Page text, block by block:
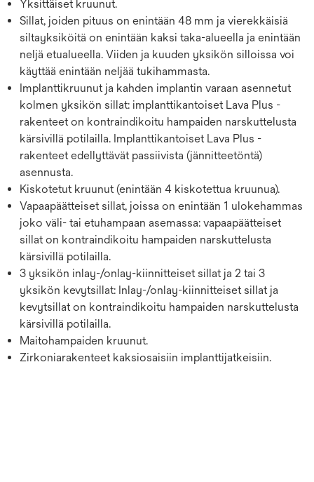
Yksittäiset kruunut.
Sillat, joiden pituus on enintään 48 mm ja vierekkäisiä
siltayksiköitä on enintään kaksi taka-alueella ja enintään
neljä etualueella. Viiden ja kuuden yksikön silloissa voi
käyttää enintään neljää tukihammasta.
Implanttikruunut ja kahden implantin varaan asennetut
kolmen yksikön sillat: implanttikantoiset Lava Plus -
rakenteet on kontraindikoitu hampaiden narskuttelusta
kärsivillä potilailla. Implanttikantoiset Lava Plus -
rakenteet edellyttävät passiivista (jännitteetöntä)
asennusta.
Kiskotetut kruunut (enintään 4 kiskotettua kruunua).
Vapaapäätteiset sillat, joissa on enintään 1 ulokehammas
joko väli- tai etuhampaan asemassa: vapaapäätteiset
sillat on kontraindikoitu hampaiden narskuttelusta
kärsivillä potilailla.
3 yksikön inlay-/onlay-kiinnitteiset sillat ja 2 tai 3
yksikön kevytsillat: Inlay-/onlay-kiinnitteiset sillat ja
kevytsillat on kontraindikoitu hampaiden narskuttelusta
kärsivillä potilailla.
Maitohampaiden kruunut.
Zirkoniarakenteet kaksiosaisiin implanttijatkeisiin.